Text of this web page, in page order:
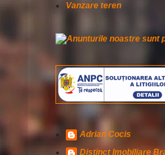
Vanzare teren
Adrian Cocis
Distinct Imobiliare